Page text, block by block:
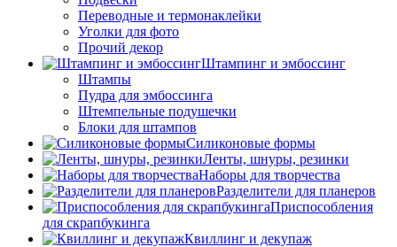
Переводные и термонаклейки
Уголки для фото
Прочий декор
Штампинг и эмбоссинг
Штампы
Пудра для эмбоссинга
Штемпельные подушечки
Блоки для штампов
Силиконовые формы
Ленты, шнуры, резинки
Наборы для творчества
Разделители для планеров
Приспособления
для скрапбукинга
Квиллинг и декупаж